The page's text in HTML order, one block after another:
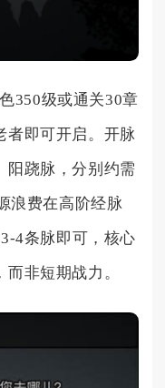
350级或通关30章
者即可开启。开脉
阳跷脉，分别约需
浪费在高阶经脉
4条脉即可，核心
非短期战力。